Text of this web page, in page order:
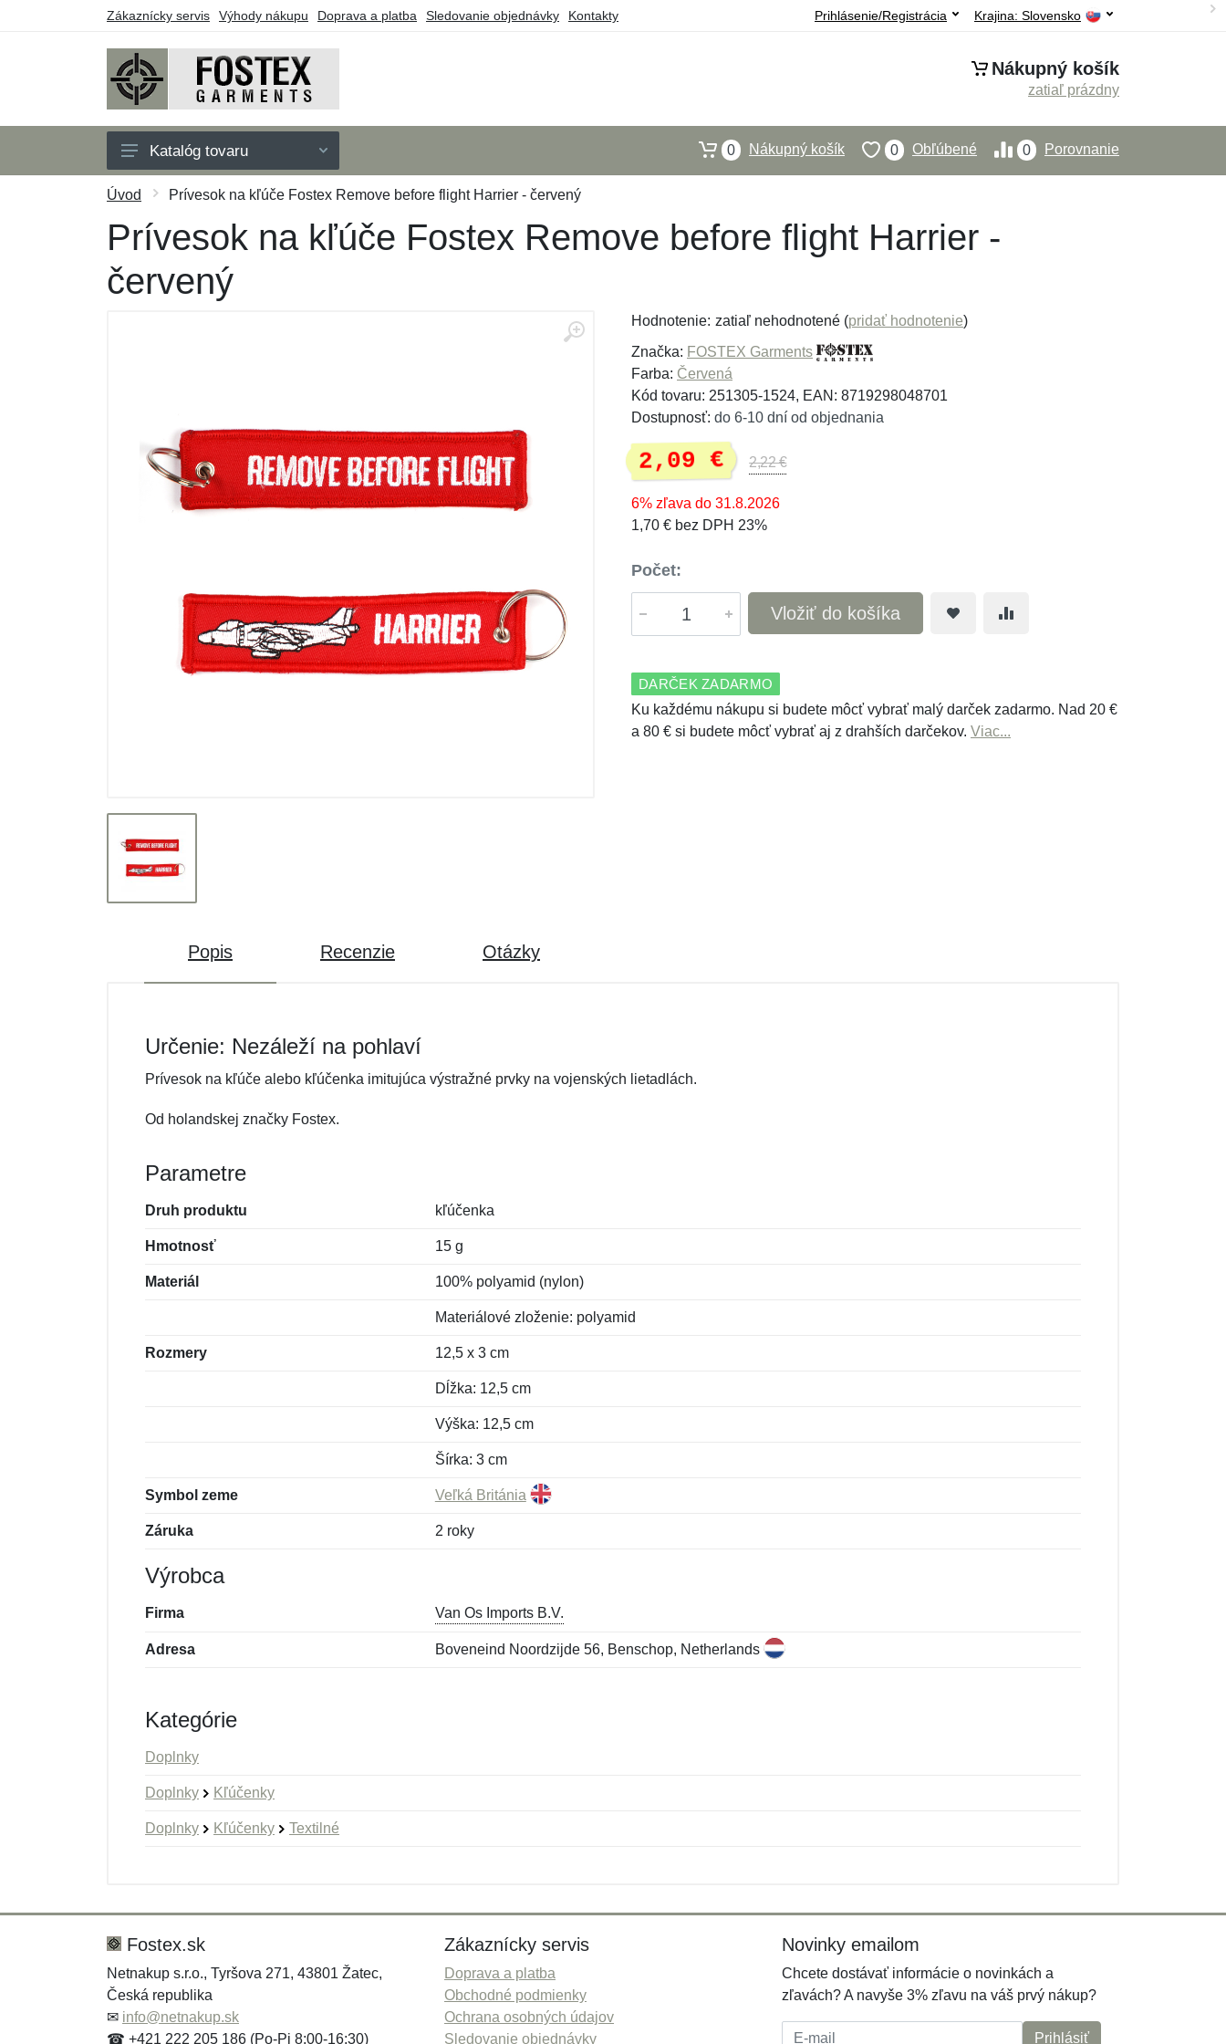
Zákaznícky servis Výhody nákupu Doprava a platba Sledovanie objednávky Kontakty Krajina: Slovensko
Prihlásenie/Registrácia
Nákupný košík
zatiaľ prázdny
Pánske
Detské
Outdoor
Katalóg tovaru 0 Porovnanie
0 Obľúbené
0 Nákupný košík
Úvod Prívesok na kľúče Fostex Remove before flight Harrier - červený
Prívesok na kľúče Fostex Remove before flight Harrier -
červený
Hodnotenie: zatiaľ nehodnotené (pridať hodnotenie)
Značka: FOSTEX Garments
Farba: Červená
Kód tovaru: 251305-1524, EAN: 8719298048701
Dostupnosť: do 6-10 dní od objednania
2,09 € 2,22 €
6% zľava do 31.8.2026
1,70 € bez DPH 23%
Počet:
Vložiť do košíka
DARČEK ZADARMO
Ku každému nákupu si budete môcť vybrať malý darček zadarmo. Nad 20 €
a 80 € si budete môcť vybrať aj z drahších darčekov. Viac...
Popis Recenzie Otázky
Určenie: Nezáleží na pohlaví
Prívesok na kľúče alebo kľúčenka imitujúca výstražné prvky na vojenských lietadlách.
Od holandskej značky Fostex.
Parametre
Druh produktu kľúčenka
Hmotnosť 15 g
Materiál 100% polyamid (nylon)
Materiálové zloženie: polyamid
Rozmery 12,5 x 3 cm
Dĺžka: 12,5 cm
Výška: 12,5 cm
Šírka: 3 cm
Symbol zeme Veľká Británia
Záruka 2 roky
Výrobca
Firma Van Os Imports B.V.
Adresa Boveneind Noordzijde 56, Benschop, Netherlands
Kategórie
Doplnky
Doplnky Kľúčenky
Doplnky Kľúčenky Textilné
Správa*
Správa*
Fostex.sk
Netnakup s.r.o., Tyršova 271, 43801 Žatec,
Česká republika
✉ info@netnakup.sk
☎ +421 222 205 186 (Po-Pi 8:00-16:30)
Zákaznícky servis
Doprava a platba
Obchodné podmienky
Ochrana osobných údajov
Sledovanie objednávky
Novinky emailom
Chcete dostávať informácie o novinkách a
zľavách? A navyše 3% zľavu na váš prvý nákup?
E-mail: Prihlásiť